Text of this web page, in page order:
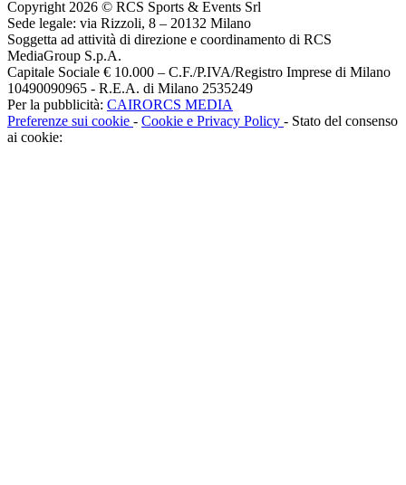
Copyright 2026 © RCS Sports & Events Srl
Sede legale: via Rizzoli, 8 – 20132 Milano
Soggetta ad attività di direzione e coordinamento di RCS
MediaGroup S.p.A.
Capitale Sociale € 10.000 – C.F./P.IVA/Registro Imprese di Milano
10490090965 - R.E.A. di Milano 2535249
Per la pubblicità: CAIRORCS MEDIA
Preferenze sui cookie - Cookie e Privacy Policy - Stato del consenso
ai cookie: